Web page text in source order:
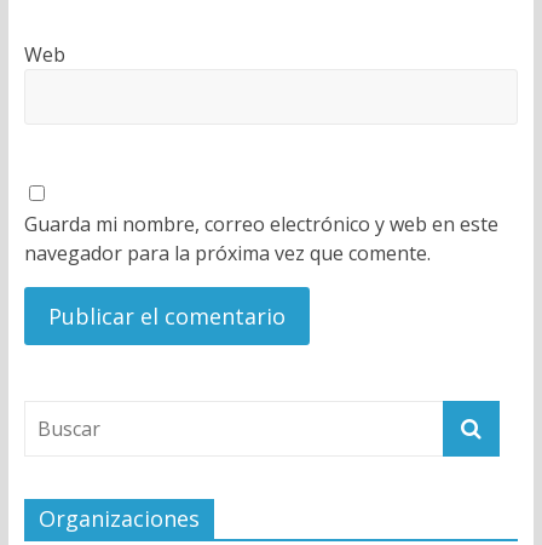
Web
Guarda mi nombre, correo electrónico y web en este
navegador para la próxima vez que comente.
Organizaciones